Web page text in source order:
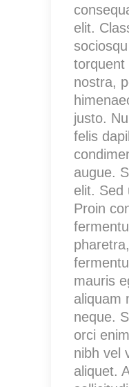
elit.
torquent
nostra,
justo.
felis
augue.
elit. Sed
Proin
mauris
aliquam
neque.
orci
nibh vel
aliquet.